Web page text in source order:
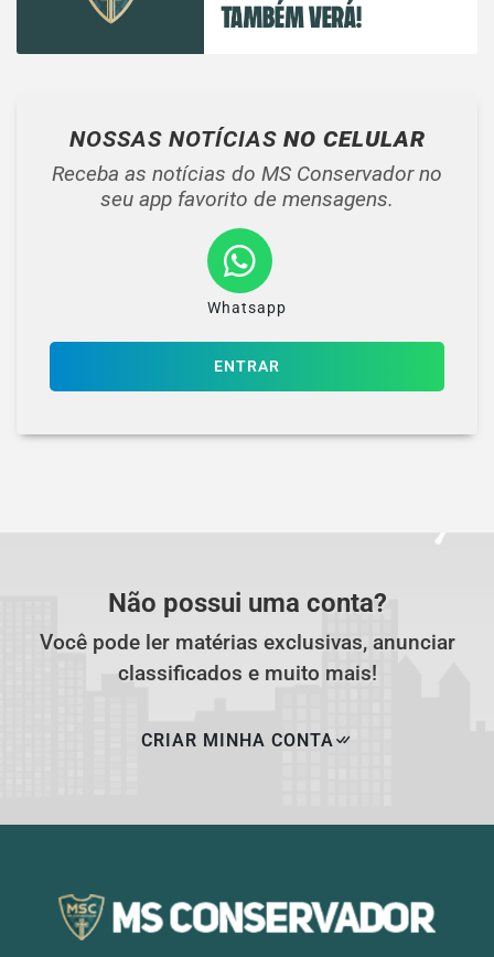
NOSSAS NOTÍCIAS NO CELULAR
Receba as notícias do MS Conservador no
seu app favorito de mensagens.
Whatsapp
ENTRAR
Não possui uma conta?
Você pode ler matérias exclusivas, anunciar
classificados e muito mais!
CRIAR MINHA CONTA